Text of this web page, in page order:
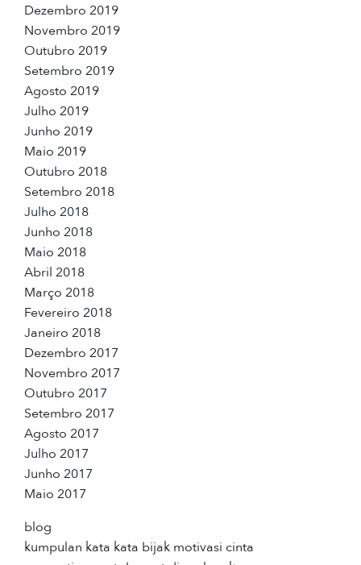
Dezembro 2019
Novembro 2019
Outubro 2019
Setembro 2019
Agosto 2019
Julho 2019
Junho 2019
Maio 2019
Outubro 2018
Setembro 2018
Julho 2018
Junho 2018
Maio 2018
Abril 2018
Março 2018
Fevereiro 2018
Janeiro 2018
Dezembro 2017
Novembro 2017
Outubro 2017
Setembro 2017
Agosto 2017
Julho 2017
Junho 2017
Maio 2017
blog
kumpulan kata kata bijak motivasi cinta